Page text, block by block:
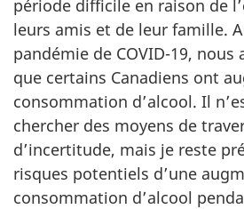
période difficile en raison de
leurs amis et de leur famille.
pandémie de COVID-19, nous
que certains Canadiens ont
consommation d’alcool. Il
chercher des moyens de
d’incertitude, mais je reste
risques potentiels d’une
consommation d’alcool